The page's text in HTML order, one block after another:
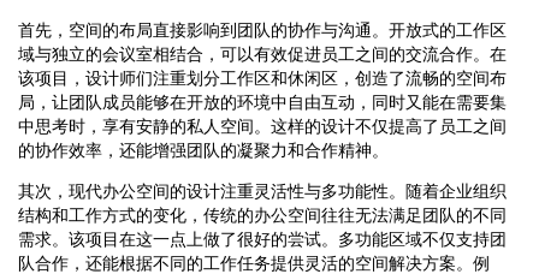
首先，空间的布局直接影响到团队的协作与沟通。开放式的工作区
域与独立的会议室相结合，可以有效促进员工之间的交流合作。在
该项目，设计师们注重划分工作区和休闲区，创造了流畅的空间布
局，让团队成员能够在开放的环境中自由互动，同时又能在需要集
中思考时，享有安静的私人空间。这样的设计不仅提高了员工之间
的协作效率，还能增强团队的凝聚力和合作精神。
其次，现代办公空间的设计注重灵活性与多功能性。随着企业组织
结构和工作方式的变化，传统的办公空间往往无法满足团队的不同
需求。该项目在这一点上做了很好的尝试。多功能区域不仅支持团
队合作，还能根据不同的工作任务提供灵活的空间解决方案。例